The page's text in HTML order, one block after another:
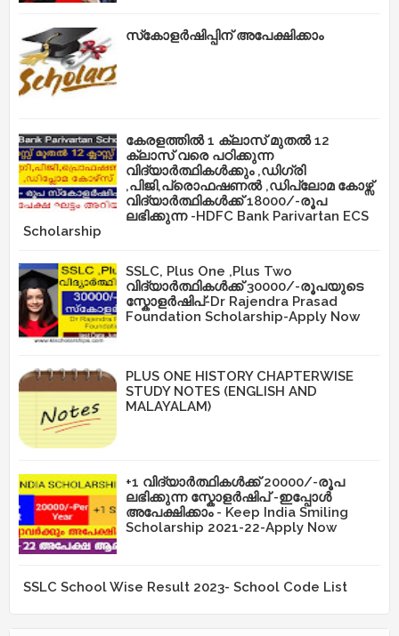
സ്‌കോളർഷിപ്പിന് അപേക്ഷിക്കാം
കേരളത്തിൽ 1 ക്ലാസ് മുതൽ 12
ക്ലാസ് വരെ പഠിക്കുന്ന
വിദ്യാർത്ഥികൾക്കും ,ഡിഗ്രി
,പിജി,പ്രൊഫഷണൽ ,ഡിപ്ലോമ കോഴ്സ്
വിദ്യാർത്ഥികൾക്ക് 18000/-രൂപ
ലഭിക്കുന്ന -HDFC Bank Parivartan ECS
Scholarship
SSLC, Plus One ,Plus Two
വിദ്യാർത്ഥികൾക്ക് 30000/-രൂപയുടെ
സ്കോളർഷിപ്-Dr Rajendra Prasad
Foundation Scholarship-Apply Now
PLUS ONE HISTORY CHAPTERWISE
STUDY NOTES (ENGLISH AND
MALAYALAM)
+1 വിദ്യാർത്ഥികൾക്ക് 20000/-രൂപ
ലഭിക്കുന്ന സ്കോളർഷിപ് -ഇപ്പോൾ
അപേക്ഷിക്കാം - Keep India Smiling
Scholarship 2021-22-Apply Now
SSLC School Wise Result 2023- School Code List